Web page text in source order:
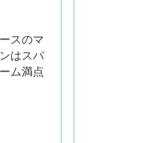
スのマ
はスパ
ム満点